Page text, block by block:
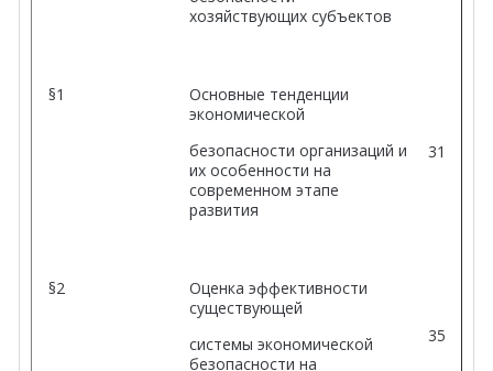
хозяйствующих субъектов
§1
Основные тенденции
экономической
безопасности организаций и
их особенности на
современном этапе
развития
31
§2
Оценка эффективности
существующей
системы экономической
безопасности на
35